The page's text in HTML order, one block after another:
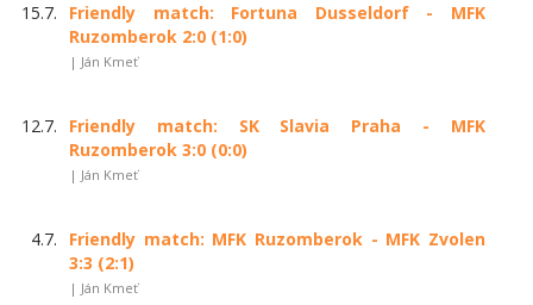
15.7.
Friendly match: Fortuna Dusseldorf - MFK
Ruzomberok 2:0 (1:0)
| Ján Kmeť
12.7.
Friendly match: SK Slavia Praha - MFK
Ruzomberok 3:0 (0:0)
| Ján Kmeť
4.7.
Friendly match: MFK Ruzomberok - MFK Zvolen
3:3 (2:1)
| Ján Kmeť